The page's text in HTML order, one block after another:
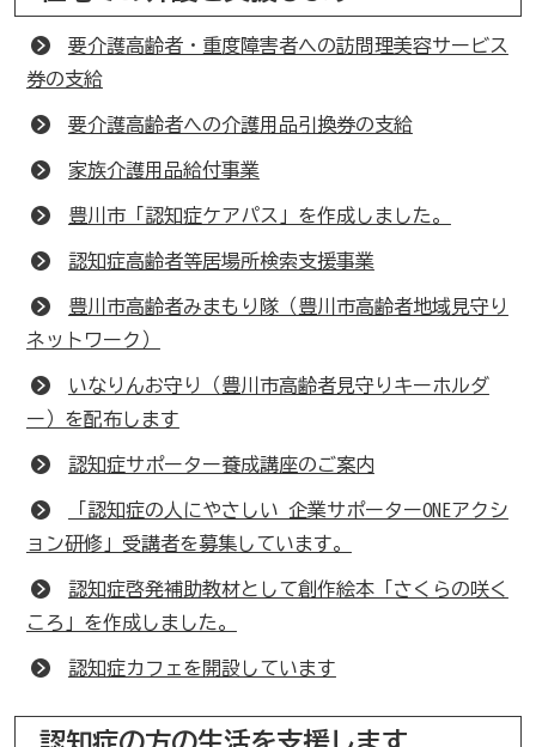
要介護高齢者・重度障害者への訪問理美容サービス
券の支給
要介護高齢者への介護用品引換券の支給
家族介護用品給付事業
豊川市「認知症ケアパス」を作成しました。
認知症高齢者等居場所検索支援事業
豊川市高齢者みまもり隊（豊川市高齢者地域見守り
ネットワーク）
いなりんお守り（豊川市高齢者見守りキーホルダ
ー）を配布します
認知症サポーター養成講座のご案内
「認知症の人にやさしい 企業サポーターONEアクシ
ョン研修」受講者を募集しています。
認知症啓発補助教材として創作絵本「さくらの咲く
ころ」を作成しました。
認知症カフェを開設しています